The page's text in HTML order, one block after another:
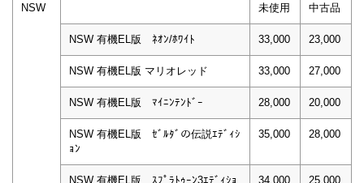
NSW 未使用 中古品
NSW 有機EL版 ﾈｵﾝ/ﾎﾜｲﾄ 33,000 23,000
NSW 有機EL版 マリオレッド 33,000 27,000
NSW 有機EL版 ﾏｲﾆﾝﾃﾝﾄﾞｰ 28,000 20,000
NSW 有機EL版 ｾﾞﾙﾀﾞの伝説ｴﾃﾞｨｼ
ｮﾝ
35,000 28,000
NSW 有機EL版 ｽﾌﾟﾗﾄｩｰﾝ3ｴﾃﾞｨｼｮ
34,000 25,000